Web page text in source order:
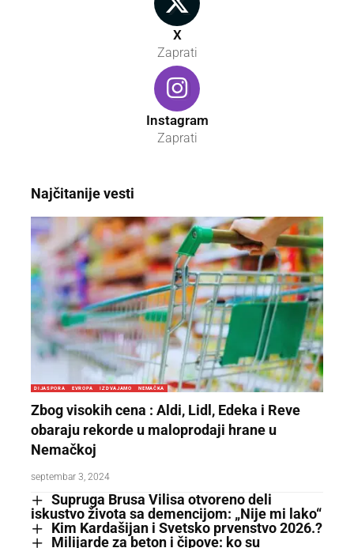
X
Zaprati
Instagram
Zaprati
Najčitanije vesti
DIJASPORA EVROPA IZDVAJAMO NEMAČKA
Zbog visokih cena : Aldi, Lidl, Edeka i Reve
obaraju rekorde u maloprodaji hrane u
Nemačkoj
septembar 3, 2024
Supruga Brusa Vilisa otvoreno deli
iskustvo života sa demencijom: „Nije mi lako“
Kim Kardašijan i Svetsko prvenstvo 2026.?
Milijarde za beton i čipove: ko su